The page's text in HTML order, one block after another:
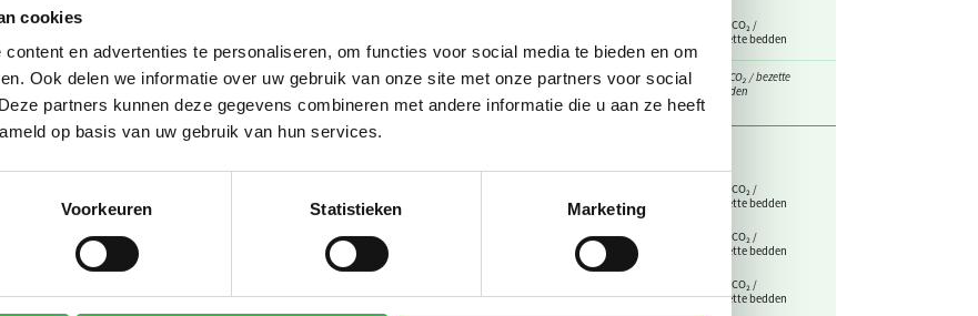
cookies
en advertenties te personaliseren, om functies voor social media te bieden en om
Ook delen we informatie over uw gebruik van onze site met onze partners voor social
partners kunnen deze gegevens combineren met andere informatie die u aan ze heeft
op basis van uw gebruik van hun services.
Voorkeuren Statistieken Marketing
Ton CO₂ /
bezette bedden
Subtotaal 2,52
Ton CO₂ / bezette
bedden
Ton CO₂ /
bezette bedden
voertuigkm / bezette
bedden
kg CO₂ / voertuigkm
Ton CO₂ /
bezette bedden
bezette bedden
VE/m³)
Ton CO₂ /
bezette bedden